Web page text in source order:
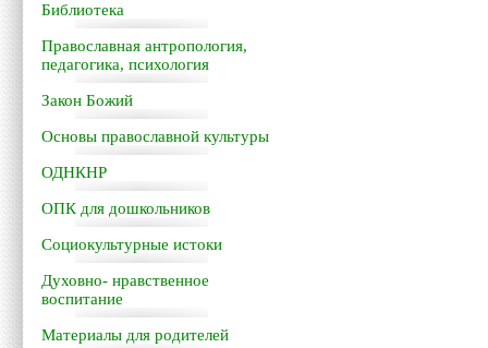
Библиотека
Православная антропология,
педагогика, психология
Закон Божий
Основы православной культуры
ОДНКНР
ОПК для дошкольников
Социокультурные истоки
Духовно- нравственное
воспитание
Материалы для родителей